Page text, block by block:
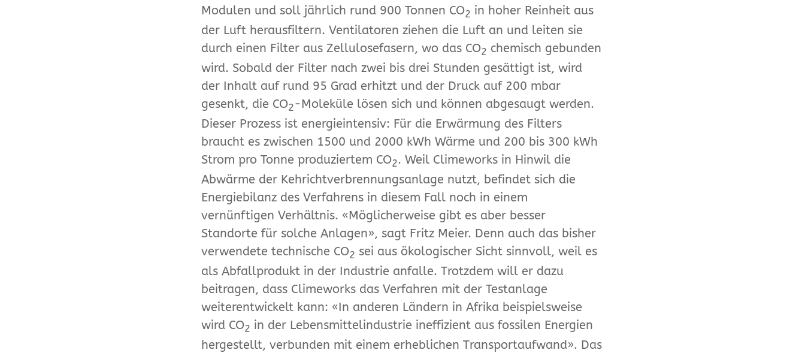
Modulen und soll jährlich rund 900 Tonnen CO2 in hoher Reinheit aus
der Luft herausfiltern. Ventilatoren ziehen die Luft an und leiten sie
durch einen Filter aus Zellulosefasern, wo das CO2 chemisch gebunden
wird. Sobald der Filter nach zwei bis drei Stunden gesättigt ist, wird
der Inhalt auf rund 95 Grad erhitzt und der Druck auf 200 mbar
gesenkt, die CO2-Moleküle lösen sich und können abgesaugt werden.
Dieser Prozess ist energieintensiv: Für die Erwärmung des Filters
braucht es zwischen 1500 und 2000 kWh Wärme und 200 bis 300 kWh
Strom pro Tonne produziertem CO2. Weil Climeworks in Hinwil die
Abwärme der Kehrichtverbrennungsanlage nutzt, befindet sich die
Energiebilanz des Verfahrens in diesem Fall noch in einem
vernünftigen Verhältnis. «Möglicherweise gibt es aber besser
Standorte für solche Anlagen», sagt Fritz Meier. Denn auch das bisher
verwendete technische CO2 sei aus ökologischer Sicht sinnvoll, weil es
als Abfallprodukt in der Industrie anfalle. Trotzdem will er dazu
beitragen, dass Climeworks das Verfahren mit der Testanlage
weiterentwickelt kann: «In anderen Ländern in Afrika beispielsweise
wird CO2 in der Lebensmittelindustrie ineffizient aus fossilen Energien
hergestellt, verbunden mit einem erheblichen Transportaufwand». Das